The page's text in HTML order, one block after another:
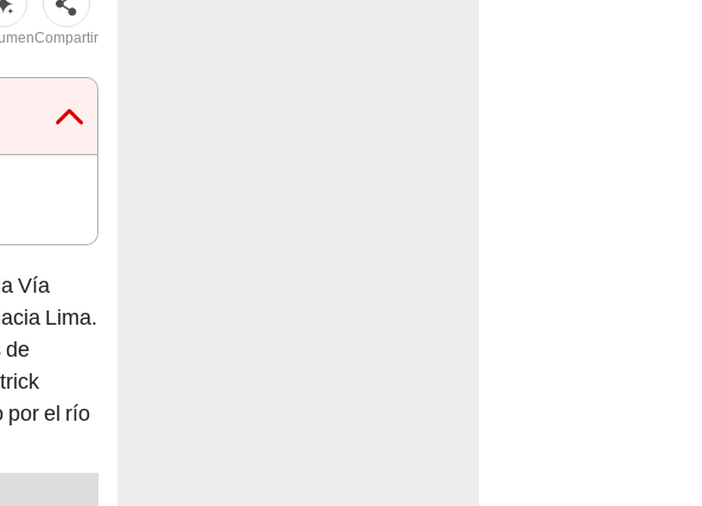
Compartir
Vía
Lima.
de
por el río